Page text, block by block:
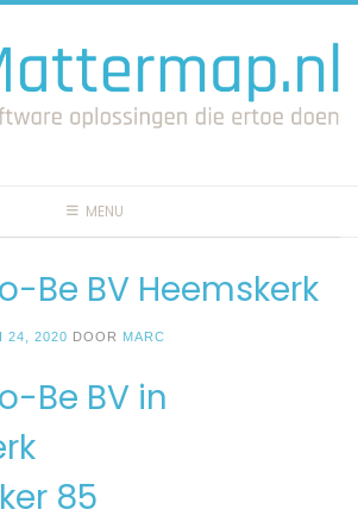
MENU
Be BV Heemskerk
24, 2020 DOOR MARC
Be BV in
85